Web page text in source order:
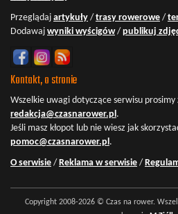
Przeglądaj artykuły / trasy rowerowe /
Dodawaj wyniki wyścigów/ publikuj
Kontakt, o stronie
Wszelkie uwagi dotyczące serwisu prosimy
redakcja@czasnarower.pl.
Jeśli masz kłopot lub nie wiesz jak
pomoc@czasnarower.pl.
O serwisie / Reklama w serwisie /
Copyright 2008-2026 © Czas na rower.